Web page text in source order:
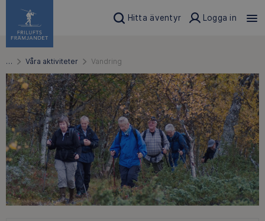
Hitta äventyr Logga in
… Våra aktiviteter Vandring